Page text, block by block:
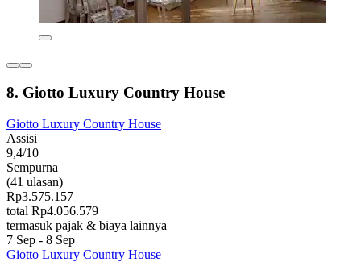
8. Giotto Luxury Country House
Giotto Luxury Country House
Assisi
9,4/10
Sempurna
(41 ulasan)
Rp3.575.157
total Rp4.056.579
termasuk pajak & biaya lainnya
7 Sep - 8 Sep
Giotto Luxury Country House